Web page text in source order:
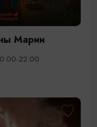
Марии
22:00